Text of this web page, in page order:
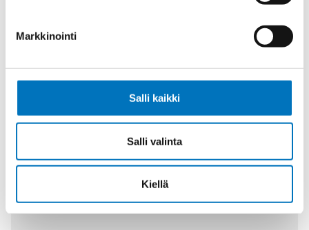
Markkinointi
Salli kaikki
Salli valinta
Kiellä
Kysyttävää?
Anna meidän
+358 9 2252 260